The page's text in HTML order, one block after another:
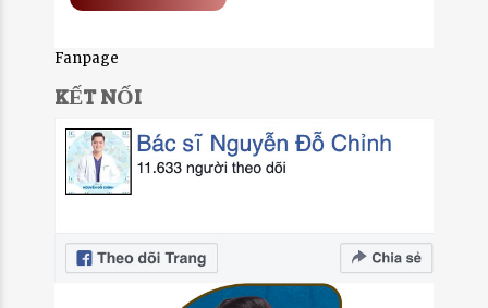
Fanpage
KẾT NỐI